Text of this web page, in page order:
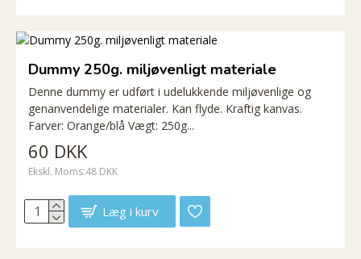
Dummy 250g. miljøvenligt materiale
Denne dummy er udført i udelukkende miljøvenlige og
genanvendelige materialer. Kan flyde. Kraftig kanvas.
Farver: Orange/blå Vægt: 250g...
60 DKK
Ekskl. Moms:48 DKK
Læg i kurv